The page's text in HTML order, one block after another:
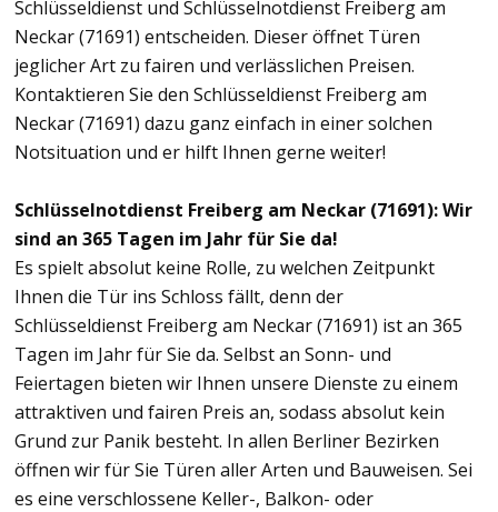
Schlüsseldienst und Schlüsselnotdienst Freiberg am
Neckar (71691) entscheiden. Dieser öffnet Türen
jeglicher Art zu fairen und verlässlichen Preisen.
Kontaktieren Sie den Schlüsseldienst Freiberg am
Neckar (71691) dazu ganz einfach in einer solchen
Notsituation und er hilft Ihnen gerne weiter!
Schlüsselnotdienst Freiberg am Neckar (71691): Wir
sind an 365 Tagen im Jahr für Sie da!
Es spielt absolut keine Rolle, zu welchen Zeitpunkt
Ihnen die Tür ins Schloss fällt, denn der
Schlüsseldienst Freiberg am Neckar (71691) ist an 365
Tagen im Jahr für Sie da. Selbst an Sonn- und
Feiertagen bieten wir Ihnen unsere Dienste zu einem
attraktiven und fairen Preis an, sodass absolut kein
Grund zur Panik besteht. In allen Berliner Bezirken
öffnen wir für Sie Türen aller Arten und Bauweisen. Sei
es eine verschlossene Keller-, Balkon- oder